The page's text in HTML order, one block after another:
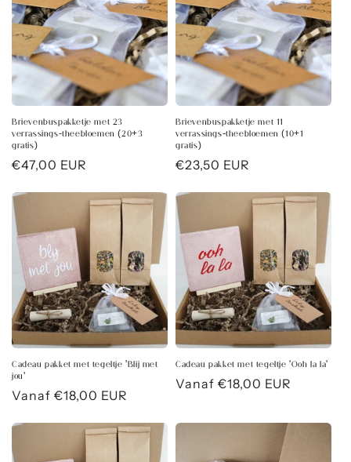
Brievenbuspakketje met 23
verrassings-theebloemen (20+3
gratis)
Normale
€47,00 EUR
Brievenbuspakketje met 11
verrassings-theebloemen (10+1
gratis)
Normale
€23,50 EUR
Cadeau pakket met tegeltje 'Blij met
jou'
Normale
Vanaf €18,00 EUR
Cadeau pakket met tegeltje 'Ooh la la'
Normale
Vanaf €18,00 EUR